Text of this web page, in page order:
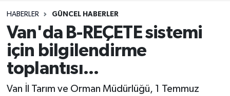
HABERLER GÜNCEL HABERLER
Van'da B-REÇETE sistemi
için bilgilendirme
toplantısı...
Van İl Tarım ve Orman Müdürlüğü, 1 Temmuz
Siyaset
Ekonomi
Sağlık
Van Namaz Vakitleri
Van Trafik Yoğunluk Haritası
Süper Lig Puan Durumu ve Fikstür